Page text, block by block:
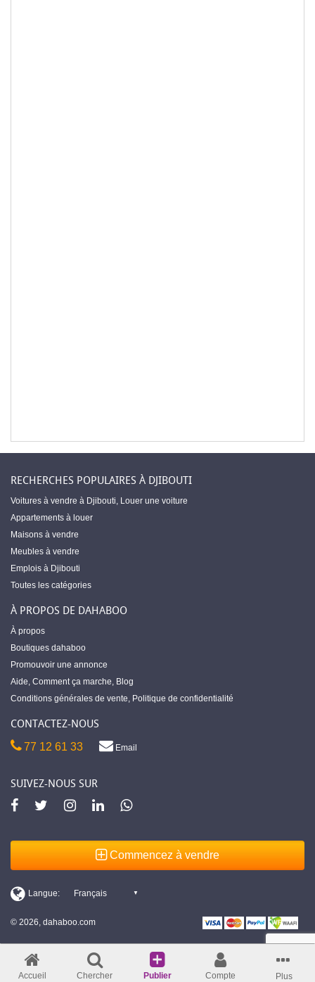
RECHERCHES POPULAIRES À DJIBOUTI
Voitures à vendre à Djibouti, Louer une voiture
Appartements à louer
Maisons à vendre
Meubles à vendre
Emplois à Djibouti
Toutes les catégories
À PROPOS DE DAHABOO
À propos
Boutiques dahaboo
Promouvoir une annonce
Aide, Comment ça marche, Blog
Conditions générales de vente, Politique de confidentialité
CONTACTEZ-NOUS
77 12 61 33 Email
SUIVEZ-NOUS SUR
Commencez à vendre
© 2026, dahaboo.com
Accueil Chercher Publier Compte Plus